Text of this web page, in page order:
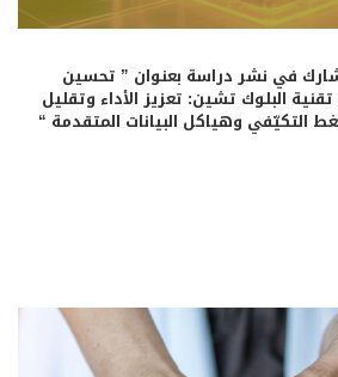
في نشر دراسة بعنوان ” تحسين
البلوك تشين: تعزيز الأداء وتقليل
التكيّفي وهياكل البيانات المتقدمة “